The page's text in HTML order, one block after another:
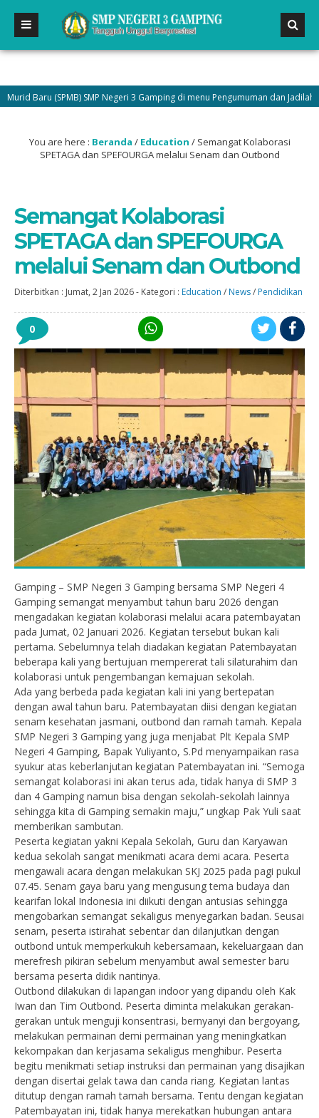
(SPMB) SMP Negeri 3 Gamping di menu Pengumuman dan Jadilah bagian
You are here : Beranda / Education / Semangat Kolaborasi
SPETAGA dan SPEFOURGA melalui Senam dan Outbond
Semangat Kolaborasi
SPETAGA dan SPEFOURGA
melalui Senam dan Outbond
Diterbitkan : Jumat, 2 Jan 2026- Kategori : Education / News/ Pendidikan
0
Gamping – SMP Negeri 3 Gamping bersama SMP Negeri 4
Gamping semangat menyambut tahun baru 2026 dengan
mengadakan kegiatan kolaborasi melalui acara patembayatan
pada Jumat, 02 Januari 2026. Kegiatan tersebut bukan kali
pertama. Sebelumnya telah diadakan kegiatan Patembayatan
beberapa kali yang bertujuan mempererat tali silaturahim dan
kolaborasi untuk pengembangan kemajuan sekolah.
Ada yang berbeda pada kegiatan kali ini yang bertepatan
dengan awal tahun baru. Patembayatan diisi dengan kegiatan
senam kesehatan jasmani, outbond dan ramah tamah. Kepala
SMP Negeri 3 Gamping yang juga menjabat Plt Kepala SMP
Negeri 4 Gamping, Bapak Yuliyanto, S.Pd menyampaikan rasa
syukur atas keberlanjutan kegiatan Patembayatan ini. “Semoga
semangat kolaborasi ini akan terus ada, tidak hanya di SMP 3
dan 4 Gamping namun bisa dengan sekolah-sekolah lainnya
sehingga kita di Gamping semakin maju,” ungkap Pak Yuli saat
memberikan sambutan.
Peserta kegiatan yakni Kepala Sekolah, Guru dan Karyawan
kedua sekolah sangat menikmati acara demi acara. Peserta
mengawali acara dengan melakukan SKJ 2025 pada pagi pukul
07.45. Senam gaya baru yang mengusung tema budaya dan
kearifan lokal Indonesia ini diikuti dengan antusias sehingga
mengobarkan semangat sekaligus menyegarkan badan. Seusai
senam, peserta istirahat sebentar dan dilanjutkan dengan
outbond untuk memperkukuh kebersamaan, kekeluargaan dan
merefresh pikiran sebelum menyambut awal semester baru
bersama peserta didik nantinya.
Outbond dilakukan di lapangan indoor yang dipandu oleh Kak
Iwan dan Tim Outbond. Peserta diminta melakukan gerakan-
gerakan untuk menguji konsentrasi, bernyanyi dan bergoyang,
melakukan permainan demi permainan yang meningkatkan
kekompakan dan kerjasama sekaligus menghibur. Peserta
begitu menikmati setiap instruksi dan permainan yang disajikan
dengan disertai gelak tawa dan canda riang. Kegiatan lantas
ditutup dengan ramah tamah bersama. Tentu dengan kegiatan
Patembayatan ini, tidak hanya merekatkan hubungan antara